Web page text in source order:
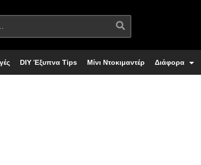
DIY Έξυπνα Tips Μίνι Ντοκιμαντέρ Διάφορα